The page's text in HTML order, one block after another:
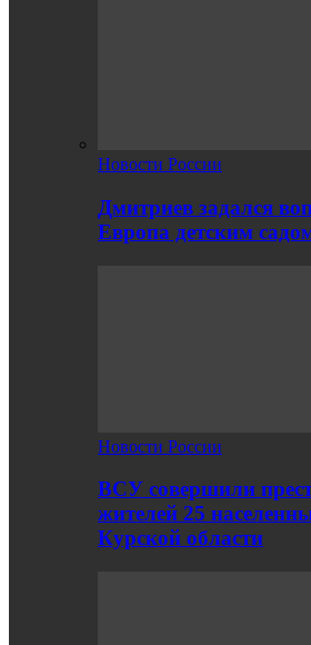
Новости России
Дмитриев задался
Европа детским
Новости России
ВСУ совершили
жителей 25
Курской области